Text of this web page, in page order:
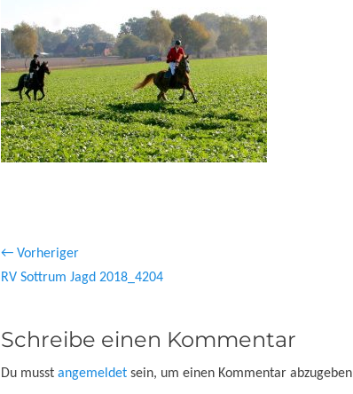
Beitragsnavigation
← Vorheriger
Vorheriger
RV Sottrum Jagd 2018_4204
Schreibe einen Kommentar
Du musst angemeldet sein, um einen Kommentar